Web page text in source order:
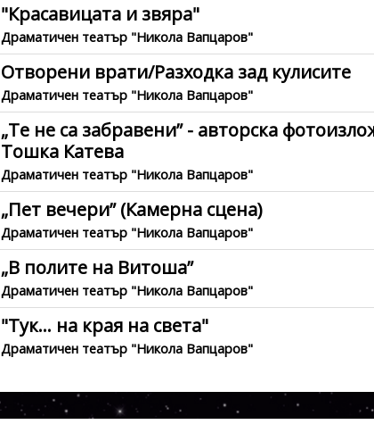
"Красавицата и звяра"
Драматичен театър "Никола Вапцаров"
Отворени врати/Разходка зад кулисите
Драматичен театър "Никола Вапцаров"
„Те не са забравени” - авторска
Тошка Катева
Драматичен театър "Никола Вапцаров"
„Пет вечери” (Камерна сцена)
Драматичен театър "Никола Вапцаров"
„В полите на Витоша”
Драматичен театър "Никола Вапцаров"
"Тук... на края на света"
Драматичен театър "Никола Вапцаров"